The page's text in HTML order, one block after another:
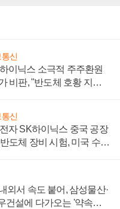
통신
이닉스 소극적 주주환원
비판, "반도체 호황 지속
통신
자 SK하이닉스 중국 공장
도체 장비 시험, 미국 수출
외서 속도 붙어, 삼성물산·
건설에 다가오는 '약속의